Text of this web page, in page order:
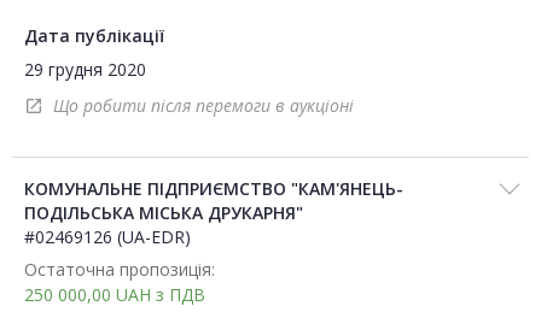
Дата публікації
29 грудня 2020
open_in_new Що робити після перемоги в аукціоні
КОМУНАЛЬНЕ ПІДПРИЄМСТВО "КАМ'ЯНЕЦЬ-
ПОДІЛЬСЬКА МІСЬКА ДРУКАРНЯ"
#02469126 (UA-EDR)
Остаточна пропозиція:
250 000,00 UAH з ПДВ